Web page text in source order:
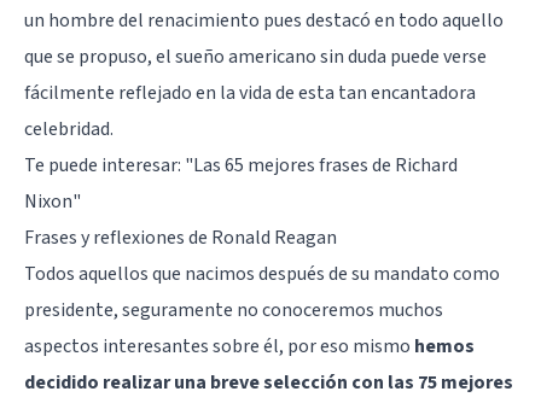
un hombre del renacimiento pues destacó en todo aquello
que se propuso, el sueño americano sin duda puede verse
fácilmente reflejado en la vida de esta tan encantadora
celebridad.
Te puede interesar: "Las 65 mejores frases de Richard
Nixon"
Frases y reflexiones de Ronald Reagan
Todos aquellos que nacimos después de su mandato como
presidente, seguramente no conoceremos muchos
aspectos interesantes sobre él, por eso mismo hemos
decidido realizar una breve selección con las 75 mejores